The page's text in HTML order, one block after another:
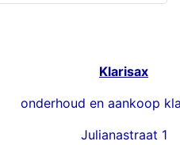
Klarisax
onderhoud en aankoop
Julianastraat 1